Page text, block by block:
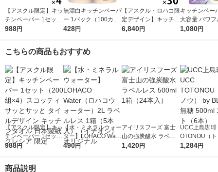
【アスクル限定】キッ
チンペーパー 1セット
（200組×4）スコッテ
タオル 日本製紙クレ
988円
無漂白キッチンペーパ
ー 1パック（100カッ
ト×2ロール）超吸収
428円
【アスクル・ロハコ限
定デザイン】キッチン
ペーパー スコッティ
6,840円
キッチンペー
大容量 パワ
巻 キッチン
1,080円
こちらの商品もおすすめ
【アスクル限定】キッ
チンペーパー 1セット
（200組×4）スコッテ
988円
【水・ミネラルウォー
ター】LOHACO Wate
r（ロハコウォータ
490円
アイリスフーズ 富士
山の強炭酸水 ラベル
レス 500ml 1箱（24
1,420円
UCC上島珈琲
OTONOU（
ウ） by
1,284円
商品説明